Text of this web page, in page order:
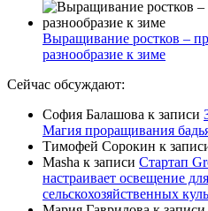
Выращивание ростков –
разнообразие к зиме
Сейчас обсуждают:
София Балашова к записи
Магия проращивания
Тимофей Сорокин к
Masha к записи Стартап
настраивает освещение
сельскохозяйственных